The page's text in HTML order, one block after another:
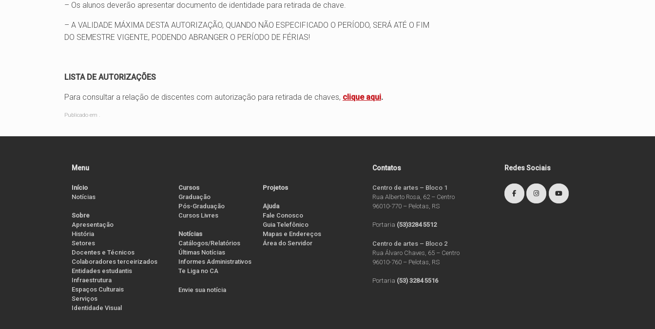
– Os alunos deverão apresentar documento de identidade para retirada de chave.
– A VALIDADE MÁXIMA DESTA AUTORIZAÇÃO, QUANDO NÃO ESPECIFICADO O PERÍODO, SERÁ ATÉ O FIM
DO SEMESTRE VIGENTE, PODENDO ABRANGER O PERÍODO DE FÉRIAS!
LISTA DE AUTORIZAÇÕES
Para consultar a relação de discentes com autorização para retirada de chaves, clique aqui.
Publicado em .
Menu
Início
Notícias
Sobre
Apresentação
História
Setores
Docentes e Técnicos
Colaboradores terceirizados
Entidades estudantis
Infraestrutura
Espaços Culturais
Serviços
Identidade Visual
Cursos
Graduação
Pós-Graduação
Cursos Livres
Notícias
Catálogos/Relatórios
Últimas Notícias
Informes Administrativos
Te Liga no CA
Envie sua notícia
Projetos
Ajuda
Fale Conosco
Guia Telefônico
Mapas e Endereços
Área do Servidor
Contatos
Centro de artes – Bloco 1
Rua Alberto Rosa, 62 – Centro
96010-770 – Pelotas, RS
Portaria (53)3284 5512
Centro de artes – Bloco 2
Rua Álvaro Chaves, 65 – Centro
96010-760 – Pelotas, RS
Portaria (53) 3284 5516
Redes Sociais